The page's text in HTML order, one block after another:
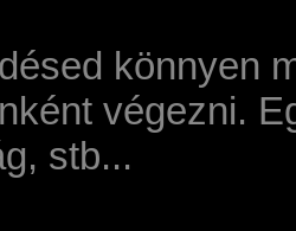
könnyen
végezni.
stb...